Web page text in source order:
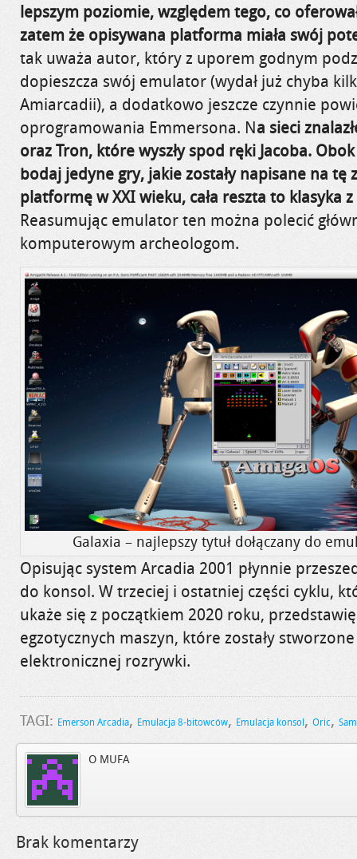
lepszym poziomie, względem tego, co
zatem że opisywana platforma miała swój
tak uważa autor, który z uporem godnym
dopieszcza swój emulator (wydał już chyba
Amiarcadii), a dodatkowo jeszcze czynnie
oprogramowania Emmersona. Na sieci
oraz Tron, które wyszły spod ręki Jacoba.
bodaj jedyne gry, jakie zostały napisane na tę
platformę w XXI wieku, cała reszta to klasyka
Reasumując emulator ten można polecić
komputerowym archeologom.
Galaxia – najlepszy tytuł dołączany do
Opisując system Arcadia 2001 płynnie
do konsol. W trzeciej i ostatniej części cyklu,
ukaże się z początkiem 2020 roku,
egzotycznych maszyn, które zostały
elektronicznej rozrywki.
TAGI: Emerson Arcadia, Emulacja 8-bitowców, Emulacja konsol, Oric,
O MUFA
Brak komentarzy